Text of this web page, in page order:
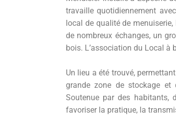
travaille quotidiennement
local de qualité de
de nombreux échanges, un
bois. L’association du Local à
Un lieu a été trouvé,
grande zone de stockage et
Soutenue par des habitants,
favoriser la pratique, la